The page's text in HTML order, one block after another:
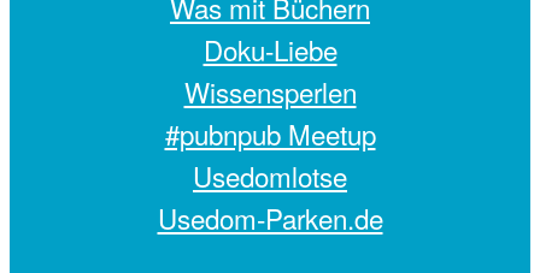
Doku-Liebe
Wissensperlen
#pubnpub Meetup
Usedomlotse
Usedom-Parken.de